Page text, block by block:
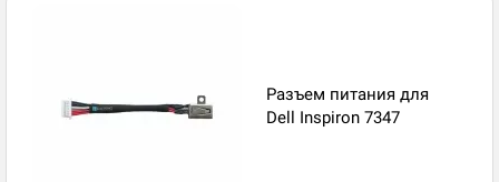
Разъем питания для
Dell Inspiron 7347